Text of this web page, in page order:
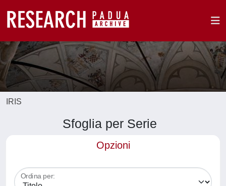
IRIS
Sfoglia per Serie
Opzioni
Ordina per: